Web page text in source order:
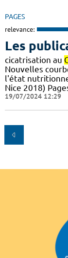
PAGES
relevance:
Les
cicatrisation au
Nouvelles
l'état
Nice 2018)
19/07/2024 12:29